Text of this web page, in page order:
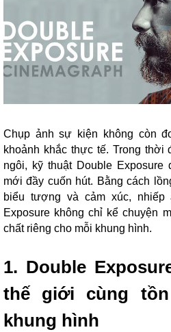
Chụp ảnh sự kiện không còn
khoảnh khắc thực tế. Trong thời
ngôi, kỹ thuật Double
mới đầy cuốn hút. Bằng cách
biểu tượng và cảm xúc,
Exposure không chỉ kể chuyện
chất riêng cho mỗi khung hình.
1. Double
thế giới cùng
khung hình